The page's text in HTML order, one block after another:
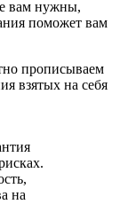
вам нужны,
поможет вам
прописываем
взятых на себя
на